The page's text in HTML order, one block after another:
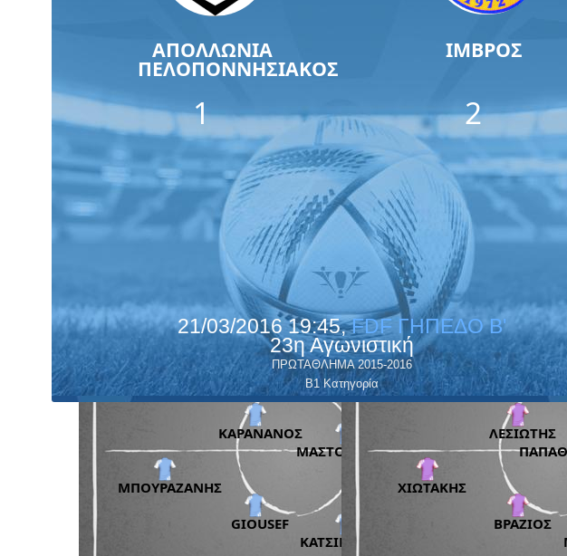
ΑΠΟΛΛΩΝΙΑ
ΠΕΛΟΠΟΝΝΗΣΙΑΚΟΣ
1
ΙΜΒΡΟΣ
2
21/03/2016 19:45,FDF ΓΗΠΕΔΟ B'
23η Αγωνιστική
ΠΡΩΤΑΘΛΗΜΑ 2015-2016
Β1 Κατηγορία